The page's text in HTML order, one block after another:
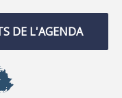
DE L'AGENDA